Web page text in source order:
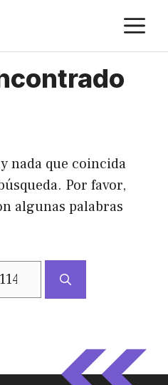
nada que coincida
Por favor,
algunas palabras